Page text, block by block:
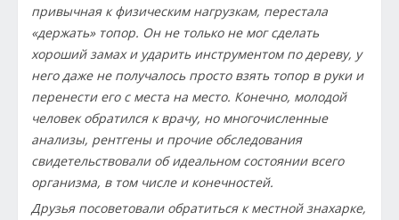
привычная к физическим нагрузкам, перестала
«держать» топор. Он не только не мог сделать
хороший замах и ударить инструментом по дереву, у
него даже не получалось просто взять топор в руки и
перенести его с места на место. Конечно, молодой
человек обратился к врачу, но многочисленные
анализы, рентгены и прочие обследования
свидетельствовали об идеальном состоянии всего
организма, в том числе и конечностей.
Друзья посоветовали обратиться к местной знахарке,